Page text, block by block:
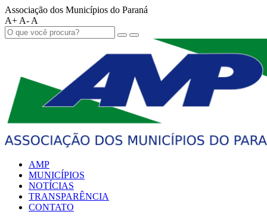
Associação dos Municípios do Paraná
A+ A- A
AMP
MUNICÍPIOS
NOTÍCIAS
TRANSPARÊNCIA
CONTATO